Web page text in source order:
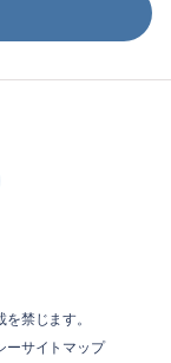
禁じます。
ーサイトマップ